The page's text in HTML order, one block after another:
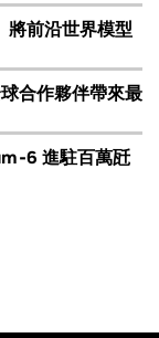
將前沿世界模型
合作夥伴帶來最
6 進駐百萬瓩